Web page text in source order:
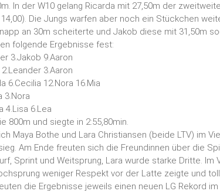
In der W10 gelang Ricarda mit 27,50m der
14,00). Die Jungs warfen aber noch ein Stückchen
an 30m scheiterte und Jakob diese mit 31,50m
folgende Ergebnisse fest:
3.Jakob 9.Aaron
3.Aaron
6.Cecilia 12.Nora 16.Mia
3.Nora
4.Lisa 6.Lea
800m und siegte in 2:55,80min.
Maya Bothe und Lara Christiansen (beide LTV) im
Am Ende freuten sich die Freundinnen über die
Sprint und Weitsprung, Lara wurde starke Dritte.
weniger Respekt vor der Latte zeigte und
die Ergebnisse jeweils einen neuen LG Rekord